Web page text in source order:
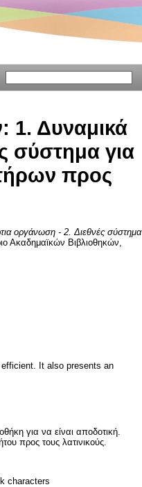
1. Δυναμικά
σύστημα για
προς
οργάνωση - 2. Διεθνές σύστημα
Ακαδημαϊκών Βιβλιοθηκών,
It also presents an
για να είναι αποδοτική.
προς τους λατινικούς.
characters